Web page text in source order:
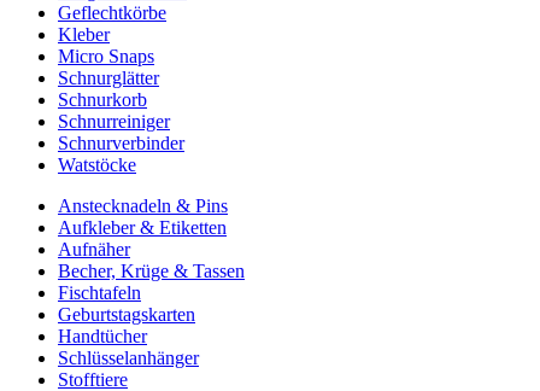
Geflechtkörbe
Kleber
Micro Snaps
Schnurglätter
Schnurkorb
Schnurreiniger
Schnurverbinder
Watstöcke
Anstecknadeln & Pins
Aufkleber & Etiketten
Aufnäher
Becher, Krüge & Tassen
Fischtafeln
Geburtstagskarten
Handtücher
Schlüsselanhänger
Stofftiere